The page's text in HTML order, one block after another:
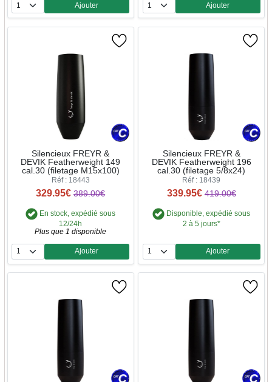
Quantité
Ajouter
Quantité
Ajouter
Silencieux FREYR &
DEVIK Featherweight 149
cal.30 (filetage M15x100)
Réf : 18443
329.95€ 389.00€
En stock, expédié sous
12/24h
Plus que 1 disponible
Quantité
Ajouter
Silencieux FREYR &
DEVIK Featherweight 196
cal.30 (filetage 5/8x24)
Réf : 18439
339.95€ 419.00€
Disponible, expédié sous
2 à 5 jours*
Quantité
Ajouter